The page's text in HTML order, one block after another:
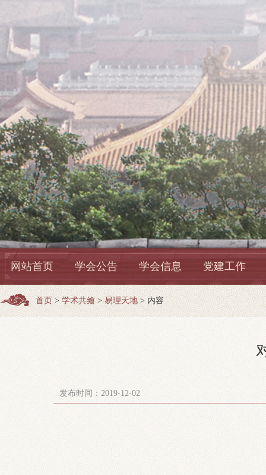
网站首页 学会公告 学会信息 党建工作
首页 >学术共飨 > 易理天地 > 内容
发布时间：2019-12-02